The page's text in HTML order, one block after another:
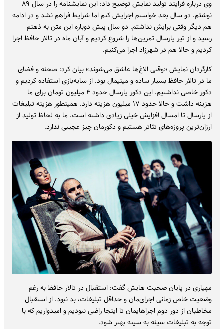
وی درباره فرایند تولید نمایش توضیح داد: این نمایشنامه را در سال ۸۹
نوشتم. دو سال بعد خواستم اجرایش کنم اما شرایط فراهم نشد و در ادامه
هم دیگر وقتی برایش نداشتم. دو سال پیش دوباره این متن به ذهنم
رسید و از تیر پارسال تمرین‌ها را شروع کردیم و آبان ماه در تالار حافظ اجرا
کردیم و حالا هم در شهرزاد اجرا می‌کنیم.
کارگردان نمایش «وقتی الاغ‌ها عاشق می‎‌شوند» بیان کرد: صحنه و فضای
ما در تالار حافظ بسیار ساده و مینیمال بود. از سایه‌بازی استفاده کردیم و
دکور خاصی نداشتیم. این دکور پارسال حدود ۴ میلیون تومان برای ما
هزینه داشت و حالا حدود ۱۷ میلیون هزینه دارد. همینطور هزینه تبلیغات
از پارسال تا امسال افزایش خیلی زیادی داشته است. ما به لحاظ تولید از
ارزان‌ترین پروژه‌های تئاتر هستیم و دکورمان چیز عجیبی ندارد.
مهیاری در پایان صحبت هایش گفت: استقبال در تالار حافظ به رغم
وضعیت خاص زمانی اجرای‌مان و حداقل تبلیغات، بد نبود. از استقبال
مخاطبان از دور دوم اجراهایمان تا اینجا راضی نبودیم و امیدواریم که با
توجه به تبلیغات سینه به سینه بهتر شود.